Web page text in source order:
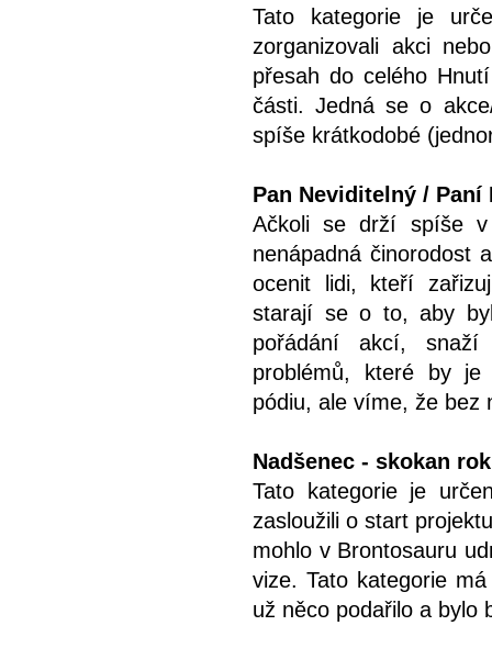
Tato kategorie je
zorganizovali akci
přesah do celého
části. Jedná se o
spíše krátkodobé
Pan Neviditelný / Paní
Ačkoli se drží spíše
nenápadná činorodost
ocenit lidi, kteří
starají se o to, aby
pořádání akcí,
problémů, které by je
pódiu, ale víme, že bez
Nadšenec - skokan
Tato kategorie je
zasloužili o start
mohlo v Brontosauru
vize. Tato kategorie
už něco podařilo a bylo